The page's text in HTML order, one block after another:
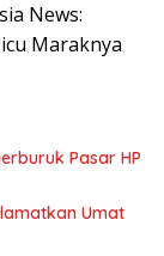
News:
Maraknya
Pasar HP
Umat